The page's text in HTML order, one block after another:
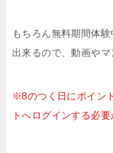
もちろん無料期間体
出来るので、動画やマ
※8のつく日にポイン
トへログインする必